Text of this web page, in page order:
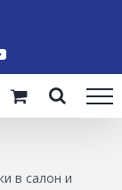
в салон и